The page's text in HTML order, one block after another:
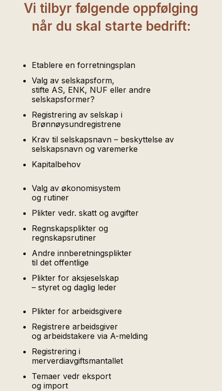
Vi tilbyr følgende oppfølging
når du skal starte bedrift:
Etablere en forretningsplan
Valg av selskapsform,
stifte AS, ENK, NUF eller andre
selskapsformer?
Registrering av selskap i
Brønnøysundregistrene
Krav til selskapsnavn – beskyttelse av
selskapsnavn og varemerke
Kapitalbehov
Valg av økonomisystem
og rutiner
Plikter vedr. skatt og avgifter
Regnskapsplikter og
regnskapsrutiner
Andre innberetningsplikter
til det offentlige
Plikter for aksjeselskap
– styret og daglig leder
Plikter for arbeidsgivere
Registrere arbeidsgiver
og arbeidstakere via A-melding
Registrering i
merverdiavgiftsmantallet
Temaer vedr eksport
og import